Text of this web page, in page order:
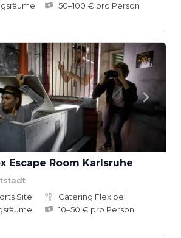
50–100 € pro Person
Escape Room Karlsruhe
Site
Catering Flexibel
10–50 € pro Person